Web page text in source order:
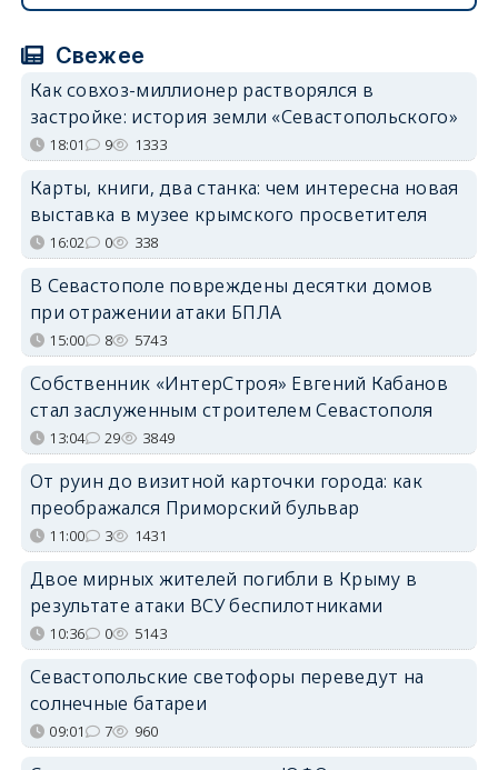
Свежее
Как совхоз-миллионер растворялся в
застройке: история земли «Севастопольского»
18:01 9 1333
Карты, книги, два станка: чем интересна новая
выставка в музее крымского просветителя
16:02 0 338
В Севастополе повреждены десятки домов
при отражении атаки БПЛА
15:00 8 5743
Собственник «ИнтерСтроя» Евгений Кабанов
стал заслуженным строителем Севастополя
13:04 29 3849
От руин до визитной карточки города: как
преображался Приморский бульвар
11:00 3 1431
Двое мирных жителей погибли в Крыму в
результате атаки ВСУ беспилотниками
10:36 0 5143
Севастопольские светофоры переведут на
солнечные батареи
09:01 7 960